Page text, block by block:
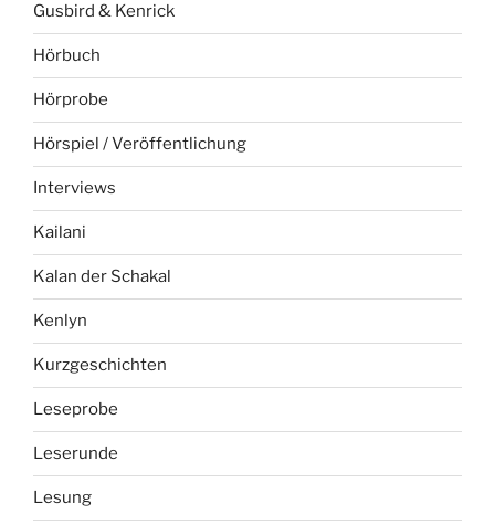
Gusbird & Kenrick
Hörbuch
Hörprobe
Hörspiel / Veröffentlichung
Interviews
Kailani
Kalan der Schakal
Kenlyn
Kurzgeschichten
Leseprobe
Leserunde
Lesung